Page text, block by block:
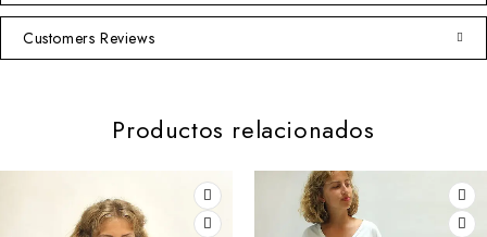
Customers Reviews
Productos relacionados